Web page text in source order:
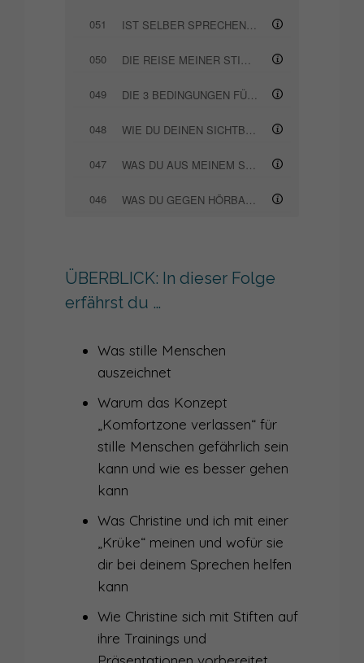
051 IST SELBER SPRECHEN IN ZEITEN VON KI SINNVOLL?
050 DIE REISE MEINER STIMME (EINFLÜSSE AUF DEN STIMMKLANG)
049 DIE 3 BEDINGUNGEN FÜR EINEN ERFOLGREICHEN AUFTRITT
048 WIE DU DEINEN SICHTBARKEITSKATER ÜBERWINDEST
047 WAS DU AUS MEINEM SCHWEIGEN FÜR DEINE SICHTBARKEIT LERNEN KANNST
046 WAS DU GEGEN HÖRBARE ATEMGERÄUSCHE TUN KANNST
044 WARUM DU DOMINANTES VERHALTEN LIEBEN MUSST, AUCH WENN DU ANDERS BIST
043
041
040
039 SICH ZEIGEN UM JEDEN PREIS - WIE VIEL GLÜCK BRAUCHT DIE SICHTBARKEIT?
SICHTBARKEIT IST KEIN SELBSTZWECK - INTERVIEW MIT SANDRA HEIM
037 WIE SETZE ICH MICH ALS FRAU IM BUSINESS DURCH?
036 ÜBER VIELFALT IN DER KOMMUNIKATION ALS FÜHRUNGSKRAFT
035
034 VON DER INNEREN ZUR ÄUSSEREN STIMME - INTERVIEW RICCARDA LARCHER
033 DER FLUCH DES STORYTELLING
ÜBERBLICK: In dieser Folge
erfährst du …
Was stille Menschen
auszeichnet
Warum das Konzept
„Komfortzone verlassen“ für
stille Menschen gefährlich sein
kann und wie es besser gehen
kann
Was Christine und ich mit einer
„Krüke“ meinen und wofür sie
dir bei deinem Sprechen helfen
kann
Wie Christine sich mit Stiften auf
ihre Trainings und